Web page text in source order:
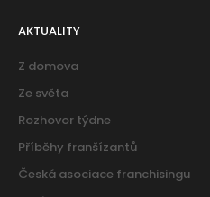
AKTUALITY
Z domova
Ze světa
Rozhovor týdne
Příběhy franšízantů
Česká asociace franchisingu